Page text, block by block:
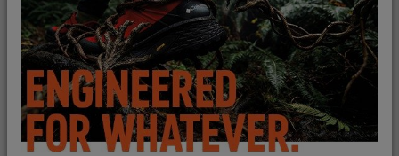
Comparer Minimum sale price:
54,00 €-Maximum price:
90,00 €
Comparer